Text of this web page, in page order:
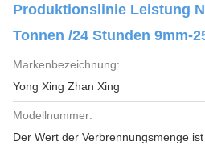
Produktionslinie Leistung
Tonnen /24 Stunden 9mm-
Markenbezeichnung:
Yong Xing Zhan Xing
Modellnummer:
Der Wert der Verbrennungsmenge ist